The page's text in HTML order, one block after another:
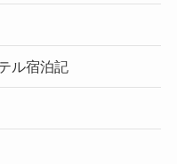
ル宿泊記